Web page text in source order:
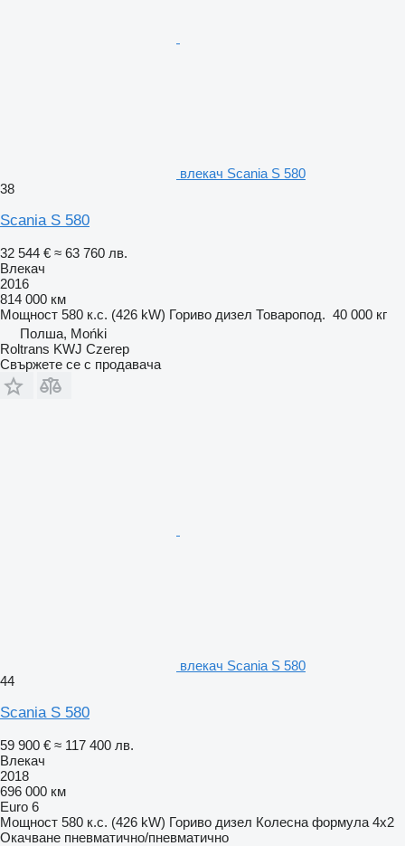
влекач Scania S 580
38
Scania S 580
32 544 € ≈ 63 760 лв.
Влекач
2016
814 000 км
Мощност 580 к.с. (426 kW) Гориво дизел Товаропод. 40 000 кг
Полша, Mońki
Roltrans KWJ Czerep
Свържете се с продавача
влекач Scania S 580
44
Scania S 580
59 900 € ≈ 117 400 лв.
Влекач
2018
696 000 км
Euro 6
Мощност 580 к.с. (426 kW) Гориво дизел Колесна формула 4x2
Окачване пневматично/пневматично